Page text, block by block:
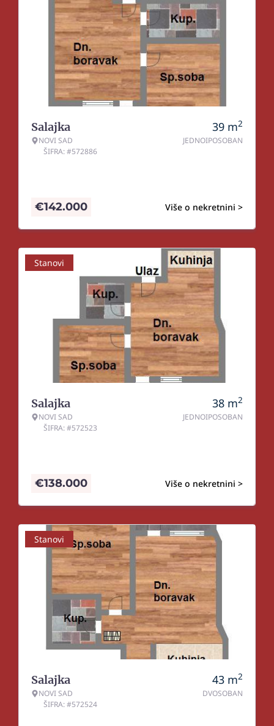
Salajka
NOVI SAD
ŠIFRA: #572886
39 m2
JEDNOIPOSOBAN
Više o nekretnini >
€142.000
Stanovi
Salajka
NOVI SAD
ŠIFRA: #572523
38 m2
JEDNOIPOSOBAN
Više o nekretnini >
€138.000
Stanovi
Salajka
NOVI SAD
ŠIFRA: #572524
43 m2
DVOSOBAN